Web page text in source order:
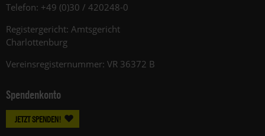
Telefon: +49 (0)30 / 420248-0
Registergericht: Amtsgericht
Charlottenburg
Vereinsregisternummer: VR 36372 B
Spendenkonto
JETZT SPENDEN!